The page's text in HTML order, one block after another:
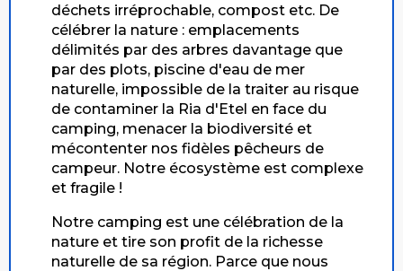
déchets irréprochable, compost etc. De
célébrer la nature : emplacements
délimités par des arbres davantage que
par des plots, piscine d'eau de mer
naturelle, impossible de la traiter au risque
de contaminer la Ria d'Etel en face du
camping, menacer la biodiversité et
mécontenter nos fidèles pêcheurs de
campeur. Notre écosystème est complexe
et fragile !
Notre camping est une célébration de la
nature et tire son profit de la richesse
naturelle de sa région. Parce que nous